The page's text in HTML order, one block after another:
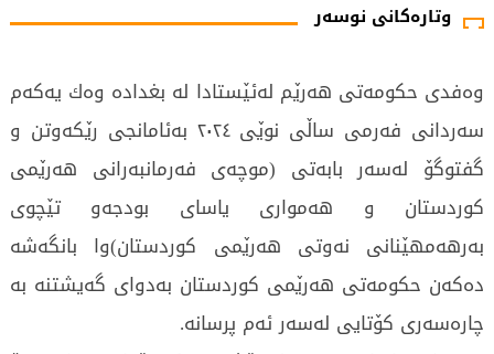
وتارەکانی نوسەر
وەفدی حكومەتی هەرێم لەئێستادا لە بغدادە وەك یەكەم
سەردانی فەرمی ساڵی نوێی ۲٠۲٤ بەئامانجی رێكەوتن و
گفتوگۆ لەسەر بابەتی (موچەی فەرمانبەرانی هەرێمی
كوردستان و هەمواری یاسای بودجەو تێچوی
بەرهەمهێنانی نەوتی هەرێمی كوردستان)وا بانگەشە
دەكەن حكومەتی هەرێمی كوردستان بەدوای گەیشتنە بە
چارەسەری كۆتایی لەسەر ئەم پرسانە.